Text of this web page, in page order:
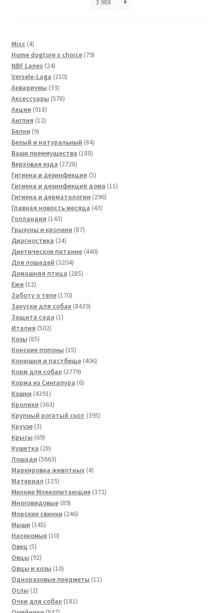
3 988
Misc 44
товара
Home dogtore s choice 7979
NBF Lanes 2424
товара
Versele-Laga 210210
Аквариумы 3333
товара
Аксессуары 578578
Акции 918918
товаров
Англия 1212
Белки 99
товаров
Белый и натуральный 8484
товара
Ваши преимущества 188188
Верховая езда 27282728
товаров
Гигиена и дезинфекция 55
товаров
Гигиена и дезинфекция дома 1111
Гигиена и дерматологии 296296
Главная новость месяца 4343
Голландия 143143
товара
Грызуны и кролики 8787
Диагностика 2424
товара
Диетическое питание 440440
Для лошадей 32043204
товара
Домашняя птица 285285
Ежи 1212
товаров
Заботу о теле 170170
товаров
Закуски для собак 84398439
Защита сада 11
Италия 502502
Козы 8585
товаров
Конские попоны 1515
товаров
Конюшня и пастбище 406406
Корм для собак 27792779
товаров
Корма из Сингапура 66
Кошки 43914391
товар
Кролики 363363
товара
Крупный рогатый скот 395395
Круузе 33
товара
Крысы 6969
товаров
Кушетка 2828
товаров
Лошади 56635663
товара
Маркировка животных 44
Материал 115115
товаров
Мелкие Млекопитающие 372372
Многовидовые 8989
товаров
Морские свинки 246246
Мыши 145145
товаров
Насекомые 1010
Овец 55
товаров
Овцы 9292
товара
Овцы и козы 1010
товаров
Одноразовые предметы 1111
Ослы 22
товара
Очки для собак 181181